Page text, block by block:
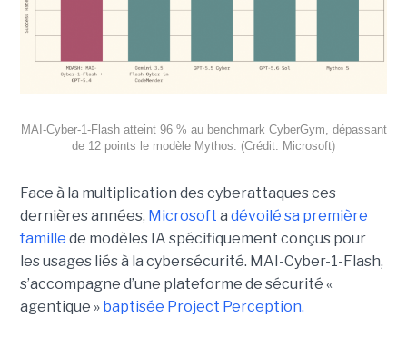
MAI-Cyber-1-Flash atteint 96 % au benchmark CyberGym, dépassant
de 12 points le modèle Mythos. (Crédit: Microsoft)
Face à la multiplication des cyberattaques ces
dernières années, Microsoft a dévoilé sa première
famille de modèles IA spécifiquement conçus pour
les usages liés à la cybersécurité. MAI-Cyber-1-Flash,
s’accompagne d’une plateforme de sécurité «
agentique » baptisée Project Perception.